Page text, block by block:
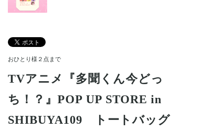
おひとり様２点まで
TVアニメ『多聞くん今どっ
ち！？』POP UP STORE in
SHIBUYA109 トートバッグ